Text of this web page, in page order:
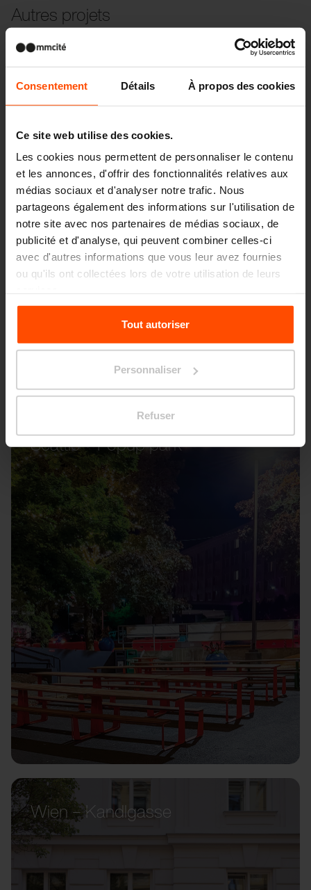
Consentement Détails À propos des cookies
Ce site web utilise des cookies.
Les cookies nous permettent de personnaliser le contenu
et les annonces, d'offrir des fonctionnalités relatives aux
médias sociaux et d'analyser notre trafic. Nous
partageons également des informations sur l'utilisation de
notre site avec nos partenaires de médias sociaux, de
publicité et d'analyse, qui peuvent combiner celles-ci
avec d'autres informations que vous leur avez fournies
ou qu'ils ont collectées lors de votre utilisation de leurs
Pour plus d'informations, veuillez consulter le
sitePrinciples Relating to the Processing Personal
Tout autoriser
Personnaliser
Refuser
Autres projets
Wien – Donauterasse
Seattle – Popup park
Wien – Kandlgasse